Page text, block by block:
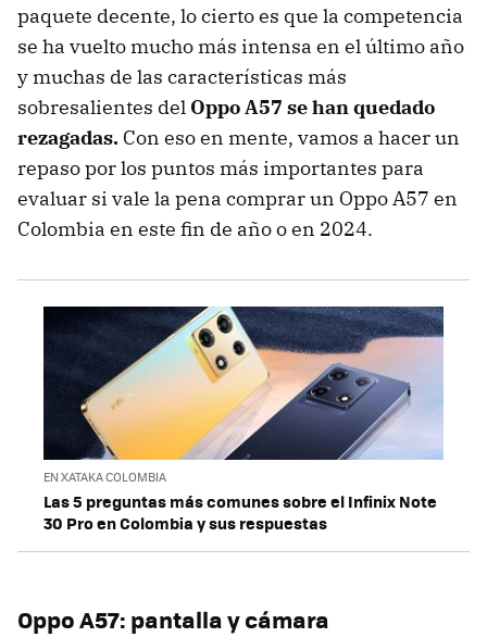
paquete decente, lo cierto es que la competencia
se ha vuelto mucho más intensa en el último año
y muchas de las características más
sobresalientes del Oppo A57 se han quedado
rezagadas. Con eso en mente, vamos a hacer un
repaso por los puntos más importantes para
evaluar si vale la pena comprar un Oppo A57 en
Colombia en este fin de año o en 2024.
EN XATAKA COLOMBIA
Las 5 preguntas más comunes sobre el Infinix Note
30 Pro en Colombia y sus respuestas
Oppo A57: pantalla y cámara